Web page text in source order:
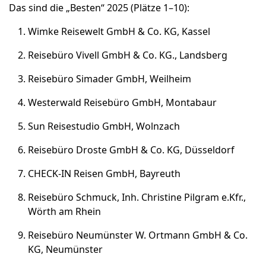
Das sind die „Besten“ 2025 (Plätze 1–10):
Wimke Reisewelt GmbH & Co. KG, Kassel
Reisebüro Vivell GmbH & Co. KG., Landsberg
Reisebüro Simader GmbH, Weilheim
Westerwald Reisebüro GmbH, Montabaur
Sun Reisestudio GmbH, Wolnzach
Reisebüro Droste GmbH & Co. KG, Düsseldorf
CHECK-IN Reisen GmbH, Bayreuth
Reisebüro Schmuck, Inh. Christine Pilgram e.Kfr.,
Wörth am Rhein
Reisebüro Neumünster W. Ortmann GmbH & Co.
KG, Neumünster